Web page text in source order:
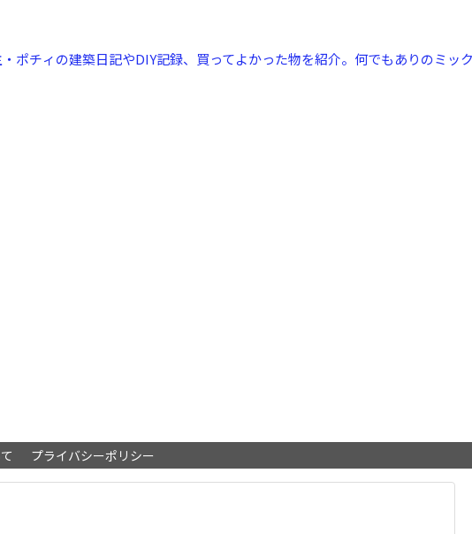
ポチィの建築日記やDIY記録、買ってよかった物を紹介。何でもありのミッ
プライバシーポリシー